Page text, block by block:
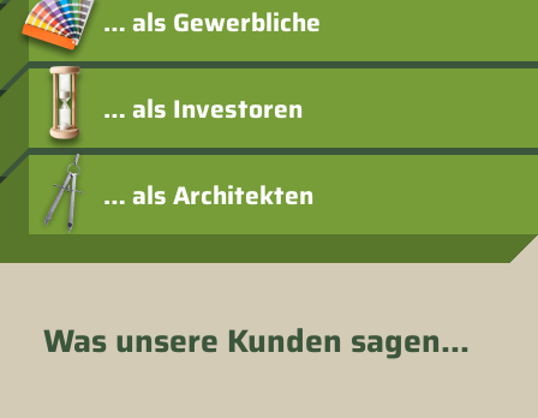
… als Gewerbliche
… als Investoren
… als Architekten
Was unsere Kunden sagen...